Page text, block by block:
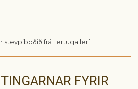
steypiboðið frá Tertugallerí
FYRIR